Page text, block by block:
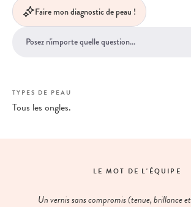
Faire mon diagnostic de peau !
TYPES DE PEAU
Tous les ongles.
LE MOT DE L'ÉQUIPE
Un vernis sans compromis (tenue, brillance